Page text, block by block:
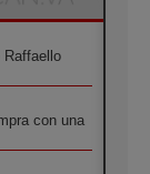
Raffaello
con una